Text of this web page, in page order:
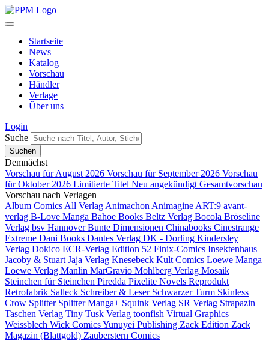
Startseite
News
Katalog
Vorschau
Händler
Verlage
Über uns
Login
Suche
Demnächst
Vorschau für August 2026 Vorschau für September 2026 Vorschau
für Oktober 2026 Limitierte Titel Neu angekündigt Gesamtvorschau
Vorschau nach Verlagen
Album Comics All Verlag Animachon Animagine ART:9 avant-
verlag B-Love Manga Bahoe Books Beltz Verlag Bocola Bröseline
Verlag bsv HannoverBunte Dimensionen Chinabooks Cinestrange
Extreme Dani Books Dantes Verlag DK - Dorling Kindersley
Verlag Dokico ECR-Verlag Edition 52 Finix-Comics Insektenhaus
Jacoby & Stuart Jaja Verlag Knesebeck Kult Comics Loewe Manga
Loewe Verlag Manlin MarGravio Mohlberg Verlag Mosaik
Steinchen für Steinchen Piredda Pixelite Novels Reprodukt
Retrofabrik Salleck Schreiber & Leser Schwarzer Turm Skinless
Crow Splitter Splitter Manga+ Squink Verlag SR Verlag Strapazin
Taschen Verlag Tiny Tusk Verlag toonfish Virtual Graphics
Weissblech Wick ComicsYunuyei Publishing Zack Edition Zack
Magazin (Blattgold) Zauberstern Comics